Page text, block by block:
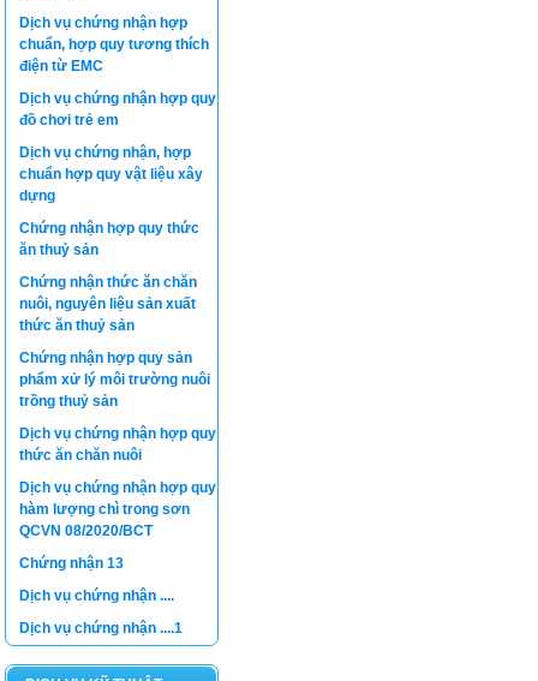
Dịch vụ chứng nhận hợp
chuẩn, hợp quy tương thích
điện từ EMC
Dịch vụ chứng nhận hợp quy
đồ chơi trẻ em
Dịch vụ chứng nhận, hợp
chuẩn hợp quy vật liệu xây
dựng
Chứng nhận hợp quy thức
ăn thuỷ sản
Chứng nhận thức ăn chăn
nuôi, nguyên liệu sản xuất
thức ăn thuỷ sản
Chứng nhận hợp quy sản
phẩm xử lý môi trường nuôi
trồng thuỷ sản
Dịch vụ chứng nhận hợp quy
thức ăn chăn nuôi
Dịch vụ chứng nhận hợp quy
hàm lượng chì trong sơn
QCVN 08/2020/BCT
Chứng nhận 13
Dịch vụ chứng nhận ....
Dịch vụ chứng nhận ....1